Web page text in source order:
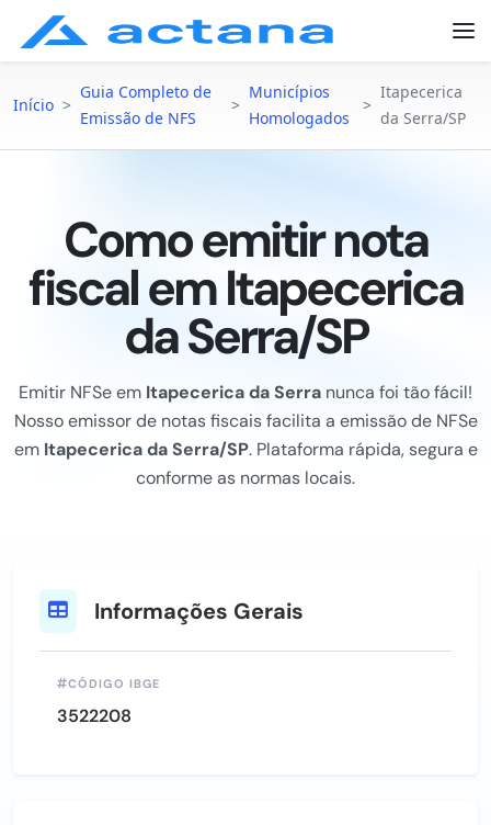
Início >
Guia Completo de
Emissão de NFS
>
Municípios
Homologados
>
Itapecerica
da Serra/SP
Como emitir nota
fiscal em Itapecerica
da Serra/SP
Emitir NFSe em Itapecerica da Serra nunca foi tão fácil!
Nosso emissor de notas fiscais facilita a emissão de NFSe
em Itapecerica da Serra/SP. Plataforma rápida, segura e
conforme as normas locais.
Informações Gerais
CÓDIGO IBGE
3522208